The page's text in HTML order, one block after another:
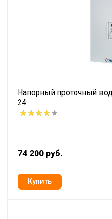
Напорный проточный
24
74 200 руб.